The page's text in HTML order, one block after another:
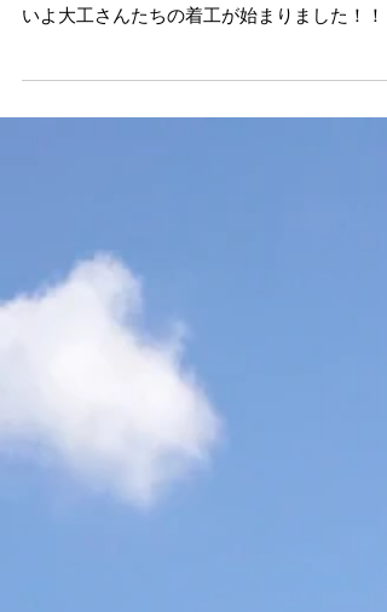
土台を大工さんたちが取り付けています。 い
気も良くてよかったです(＾◇＾) 15日の上棟